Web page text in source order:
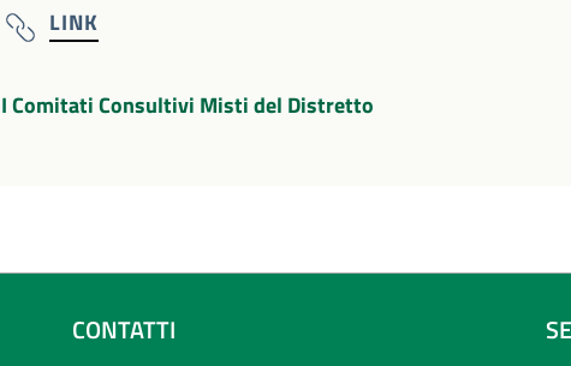
LINK
I Comitati Consultivi Misti del Distretto
CONTATTI